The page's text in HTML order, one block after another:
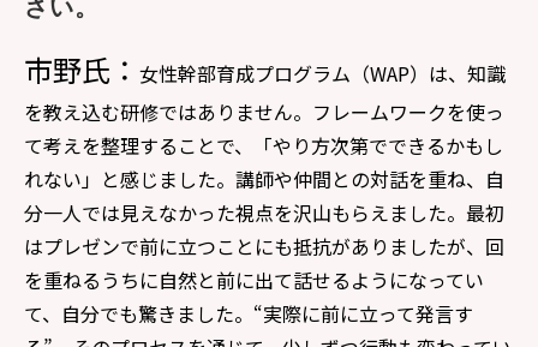
さい。
市野氏： 女性幹部育成プログラム（WAP）は、知識
を教え込む研修ではありません。フレームワークを使っ
て考えを整理することで、「やり方次第でできるかもし
れない」と感じました。講師や仲間との対話を重ね、自
分一人では見えなかった視点を沢山もらえました。最初
はプレゼンで前に立つことにも抵抗がありましたが、回
を重ねるうちに自然と前に出て話せるようになってい
て、自分でも驚きました。“実際に前に立って発言す